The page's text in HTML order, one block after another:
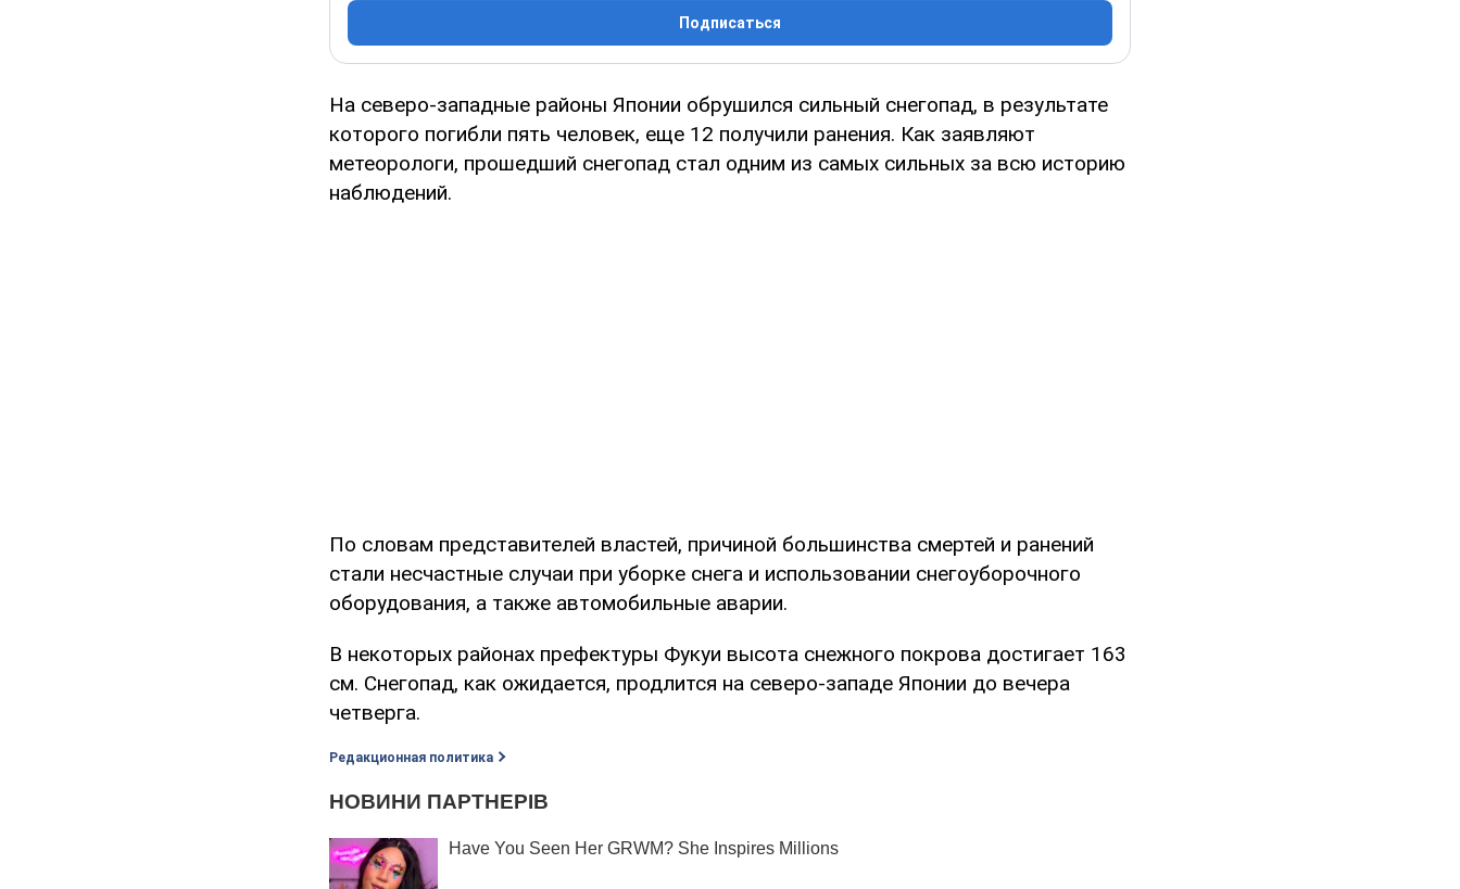
Подписаться
На северо-западные районы Японии обрушился сильный снегопад, в результате
которого погибли пять человек, еще 12 получили ранения. Как заявляют
метеорологи, прошедший снегопад стал одним из самых сильных за всю историю
наблюдений.
По словам представителей властей, причиной большинства смертей и ранений
стали несчастные случаи при уборке снега и использовании снегоуборочного
оборудования, а также автомобильные аварии.
В некоторых районах префектуры Фукуи высота снежного покрова достигает 163
см. Снегопад, как ожидается, продлится на северо-западе Японии до вечера
четверга.
Редакционная политика